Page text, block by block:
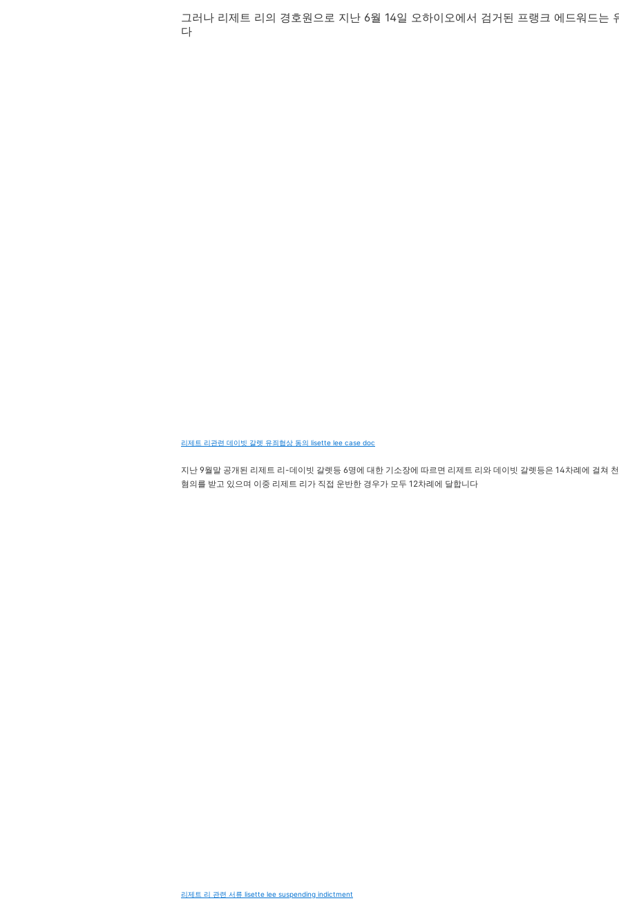
그러나 리제트 리의 경호원으로 지난 6월 14일 오하이오에서 검거된 프랭크 에드워드는
다
리제트 리관련 데이빗 갈렛 유죄협상 동의 lisette lee case doc
지난 9월말 공개된 리제트 리-데이빗 갈렛등 6명에 대한 기소장에 따르면 리제트 리와 데이빗 갈렛등은 14차례에 걸쳐
혐의를 받고 있으며 이중 리제트 리가 직접 운반한 경우가 모두 12차례에 달합니다
리제트 리 관련 서류 lisette lee suspending indictment